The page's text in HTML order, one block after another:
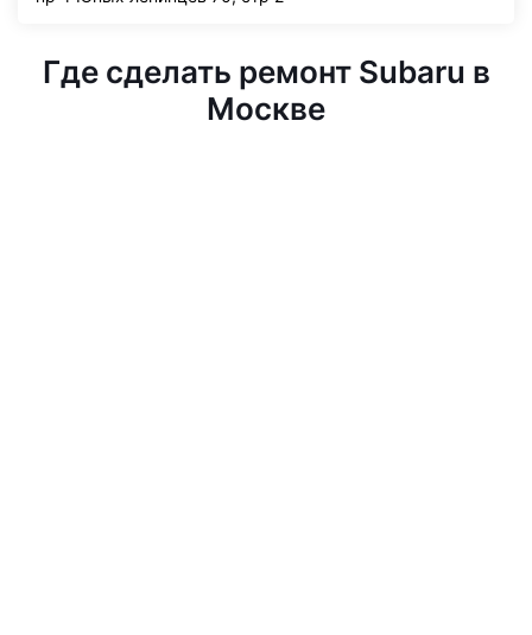
Где сделать ремонт Subaru в
Москве